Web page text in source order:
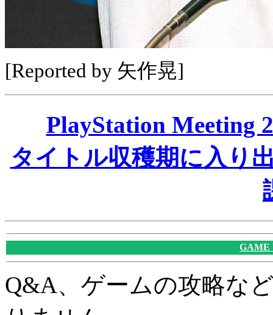
[Reported by 矢作晃]
PlayStation Meeting
タイトル収穫期に入り
GAME
Q&A、ゲームの攻略な